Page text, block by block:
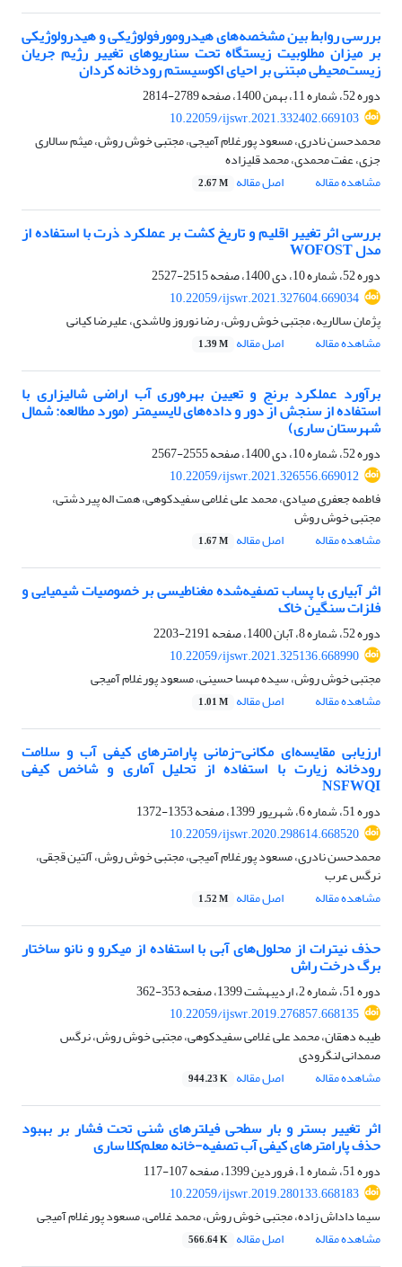
بررسی روابط بین مشخصه‌های هیدرومورفولوژیکی و هیدرولوژیکی
بر میزان مطلوبیت زیستگاه تحت سناریوهای تغییر رژیم جریان
زیست‌محیطی مبتنی بر احیای اکوسیستم رودخانه کردان
دوره 52، شماره 11، بهمن 1400، صفحه
2789-2814
10.22059/ijswr.2021.332402.669103
محمدحسن نادری، مسعود پورغلام آمیجی، مجتبی خوش روش، میثم سالاری
جزی، عفت محمدی، محمد قلیزاده
مشاهده مقاله
اصل مقاله 2.67 M
بررسی اثر تغییر اقلیم و تاریخ کشت بر عملکرد ذرت با استفاده از
مدل WOFOST
دوره 52، شماره 10، دی 1400، صفحه
2515-2527
10.22059/ijswr.2021.327604.669034
پژمان سالاریه، مجتبی خوش روش، رضا نوروز ولاشدی، علیرضا کیانی
مشاهده مقاله
اصل مقاله 1.39 M
برآورد عملکرد برنج و تعیین بهره‌وری آب اراضی شالیزاری با
استفاده از سنجش از دور و داده‌های لایسیمتر (مورد مطالعه: شمال
شهرستان ساری)
دوره 52، شماره 10، دی 1400، صفحه
2555-2567
10.22059/ijswr.2021.326556.669012
فاطمه جعفری صیادی، محمد علی غلامی سفیدکوهی، همت اله پیردشتی،
مجتبی خوش روش
مشاهده مقاله
اصل مقاله 1.67 M
اثر آبیاری با پساب تصفیه‌شده مغناطیسی بر خصوصیات شیمیایی و
فلزات سنگین خاک
دوره 52، شماره 8، آبان 1400، صفحه
2191-2203
10.22059/ijswr.2021.325136.668990
مجتبی خوش روش، سیده مهسا حسینی، مسعود پورغلام آمیجی
مشاهده مقاله
اصل مقاله 1.01 M
ارزیابی مقایسه‌ای مکانی-زمانی پارامترهای کیفی آب و سلامت
رودخانه زیارت با استفاده از تحلیل آماری و شاخص کیفی
NSFWQI
دوره 51، شماره 6، شهریور 1399، صفحه
1353-1372
10.22059/ijswr.2020.298614.668520
محمدحسن نادری، مسعود پورغلام آمیجی، مجتبی خوش روش، آلتین قجقی،
نرگس عرب
مشاهده مقاله
اصل مقاله 1.52 M
حذف نیترات از محلول‌هاى آبى با استفاده از میکرو و نانو ساختار
برگ درخت راش
دوره 51، شماره 2، اردیبهشت 1399، صفحه
353-362
10.22059/ijswr.2019.276857.668135
طیبه دهقان، محمد علی غلامی سفیدکوهی، مجتبی خوش روش، نرگس
صمدانی لنگرودی
مشاهده مقاله
اصل مقاله 944.23 K
اثر تغییر بستر و بار سطحی فیلترهای شنی تحت فشار بر بهبود
حذف پارامترهای کیفی آب تصفیه-خانه‌ معلم‌کلا ساری
دوره 51، شماره 1، فروردین 1399، صفحه
107-117
10.22059/ijswr.2019.280133.668183
سیما داداش زاده، مجتبی خوش روش، محمد غلامی، مسعود پورغلام آمیجی
مشاهده مقاله
اصل مقاله 566.64 K